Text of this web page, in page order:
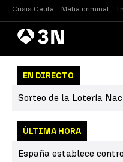
Crisis Ceuta Mafia criminal
AntenaNoticias
EN DIRECTO
Sorteo de la Lotería
ÚLTIMA HORA
España establece